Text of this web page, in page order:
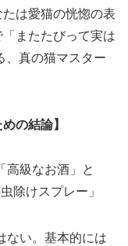
は愛猫の恍惚の表
またたびって実は
、真の猫マスター
の結論】
高級なお酒」と
除けスプレー」
ない。基本的には